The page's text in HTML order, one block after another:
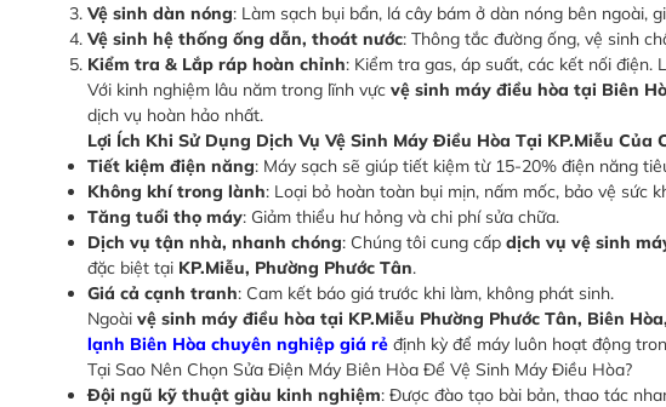
Vệ sinh dàn nóng: Làm sạch bụi bẩn, lá cây bám ở dàn nóng bên ngoài,
Vệ sinh hệ thống ống dẫn, thoát nước: Thông tắc đường ống, vệ sinh
Kiểm tra & Lắp ráp hoàn chỉnh: Kiểm tra gas, áp suất, các kết nối điện.
Với kinh nghiệm lâu năm trong lĩnh vực vệ sinh máy điều hòa tại Biên
dịch vụ hoàn hảo nhất.
Lợi Ích Khi Sử Dụng Dịch Vụ Vệ Sinh Máy Điều Hòa Tại KP.Miễu Của
Tiết kiệm điện năng: Máy sạch sẽ giúp tiết kiệm từ 15-20% điện năng
Không khí trong lành: Loại bỏ hoàn toàn bụi mịn, nấm mốc, bảo vệ sức
Tăng tuổi thọ máy: Giảm thiểu hư hỏng và chi phí sửa chữa.
Dịch vụ tận nhà, nhanh chóng: Chúng tôi cung cấp dịch vụ vệ sinh
đặc biệt tại KP.Miễu, Phường Phước Tân.
Giá cả cạnh tranh: Cam kết báo giá trước khi làm, không phát sinh.
Ngoài vệ sinh máy điều hòa tại KP.Miễu Phường Phước Tân, Biên
lạnh Biên Hòa chuyên nghiệp giá rẻ định kỳ để máy luôn hoạt động
Tại Sao Nên Chọn Sửa Điện Máy Biên Hòa Để Vệ Sinh Máy Điều Hòa?
Đội ngũ kỹ thuật giàu kinh nghiệm: Được đào tạo bài bản, thao tác